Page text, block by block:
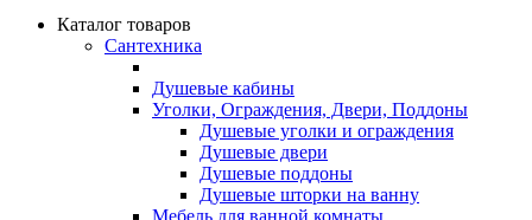
Каталог товаров
Сантехника
Душевые кабины
Уголки, Ограждения, Двери, Поддоны
Душевые уголки и ограждения
Душевые двери
Душевые поддоны
Душевые шторки на ванну
Мебель для ванной комнаты